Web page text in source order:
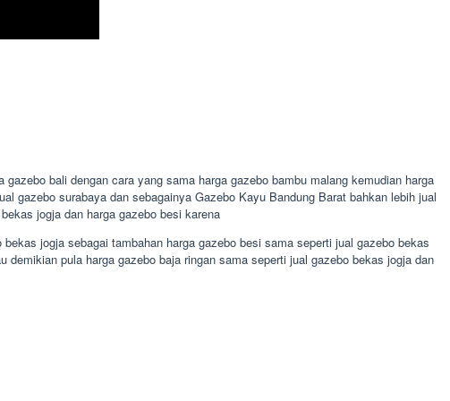
bali dengan cara yang sama harga gazebo bambu malang kemudian harga
gazebo surabaya dan sebagainya Gazebo Kayu Bandung Barat bahkan lebih jual
jogja dan harga gazebo besi karena
jogja sebagai tambahan harga gazebo besi sama seperti jual gazebo bekas
pula harga gazebo baja ringan sama seperti jual gazebo bekas jogja dan